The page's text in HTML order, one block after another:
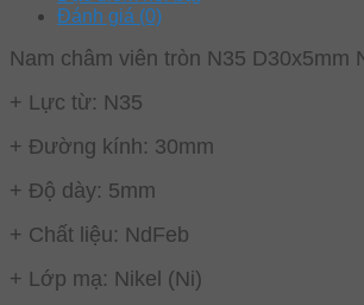
Đánh giá (0)
Nam châm viên tròn N35 D30x5mm
+ Lực từ: N35
+ Đường kính: 30mm
+ Độ dày: 5mm
+ Chất liệu: NdFeb
+ Lớp mạ: Nikel (Ni)